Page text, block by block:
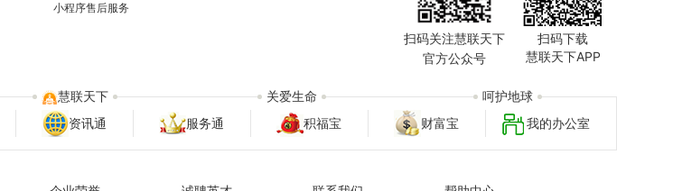
小程序售后服务
扫码关注慧联天下
官方公众号
扫码下载
慧联天下APP
资讯通 服务通 积福宝 财富宝 我的办公室
慧联天下 关爱生命 呵护地球